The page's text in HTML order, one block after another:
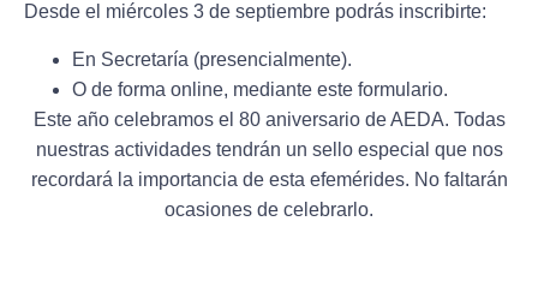
Desde el miércoles 3 de septiembre podrás inscribirte:
En Secretaría (presencialmente).
O de forma online, mediante este formulario.
Este año celebramos el 80 aniversario de AEDA. Todas
nuestras actividades tendrán un sello especial que nos
recordará la importancia de esta efemérides. No faltarán
ocasiones de celebrarlo.